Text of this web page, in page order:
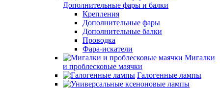
Дополнительные фары и балки
Крепления
Дополнительные фары
Дополнительные балки
Проводка
Фара-искатели
Мигалки
и проблесковые маячки
Галогенные лампы